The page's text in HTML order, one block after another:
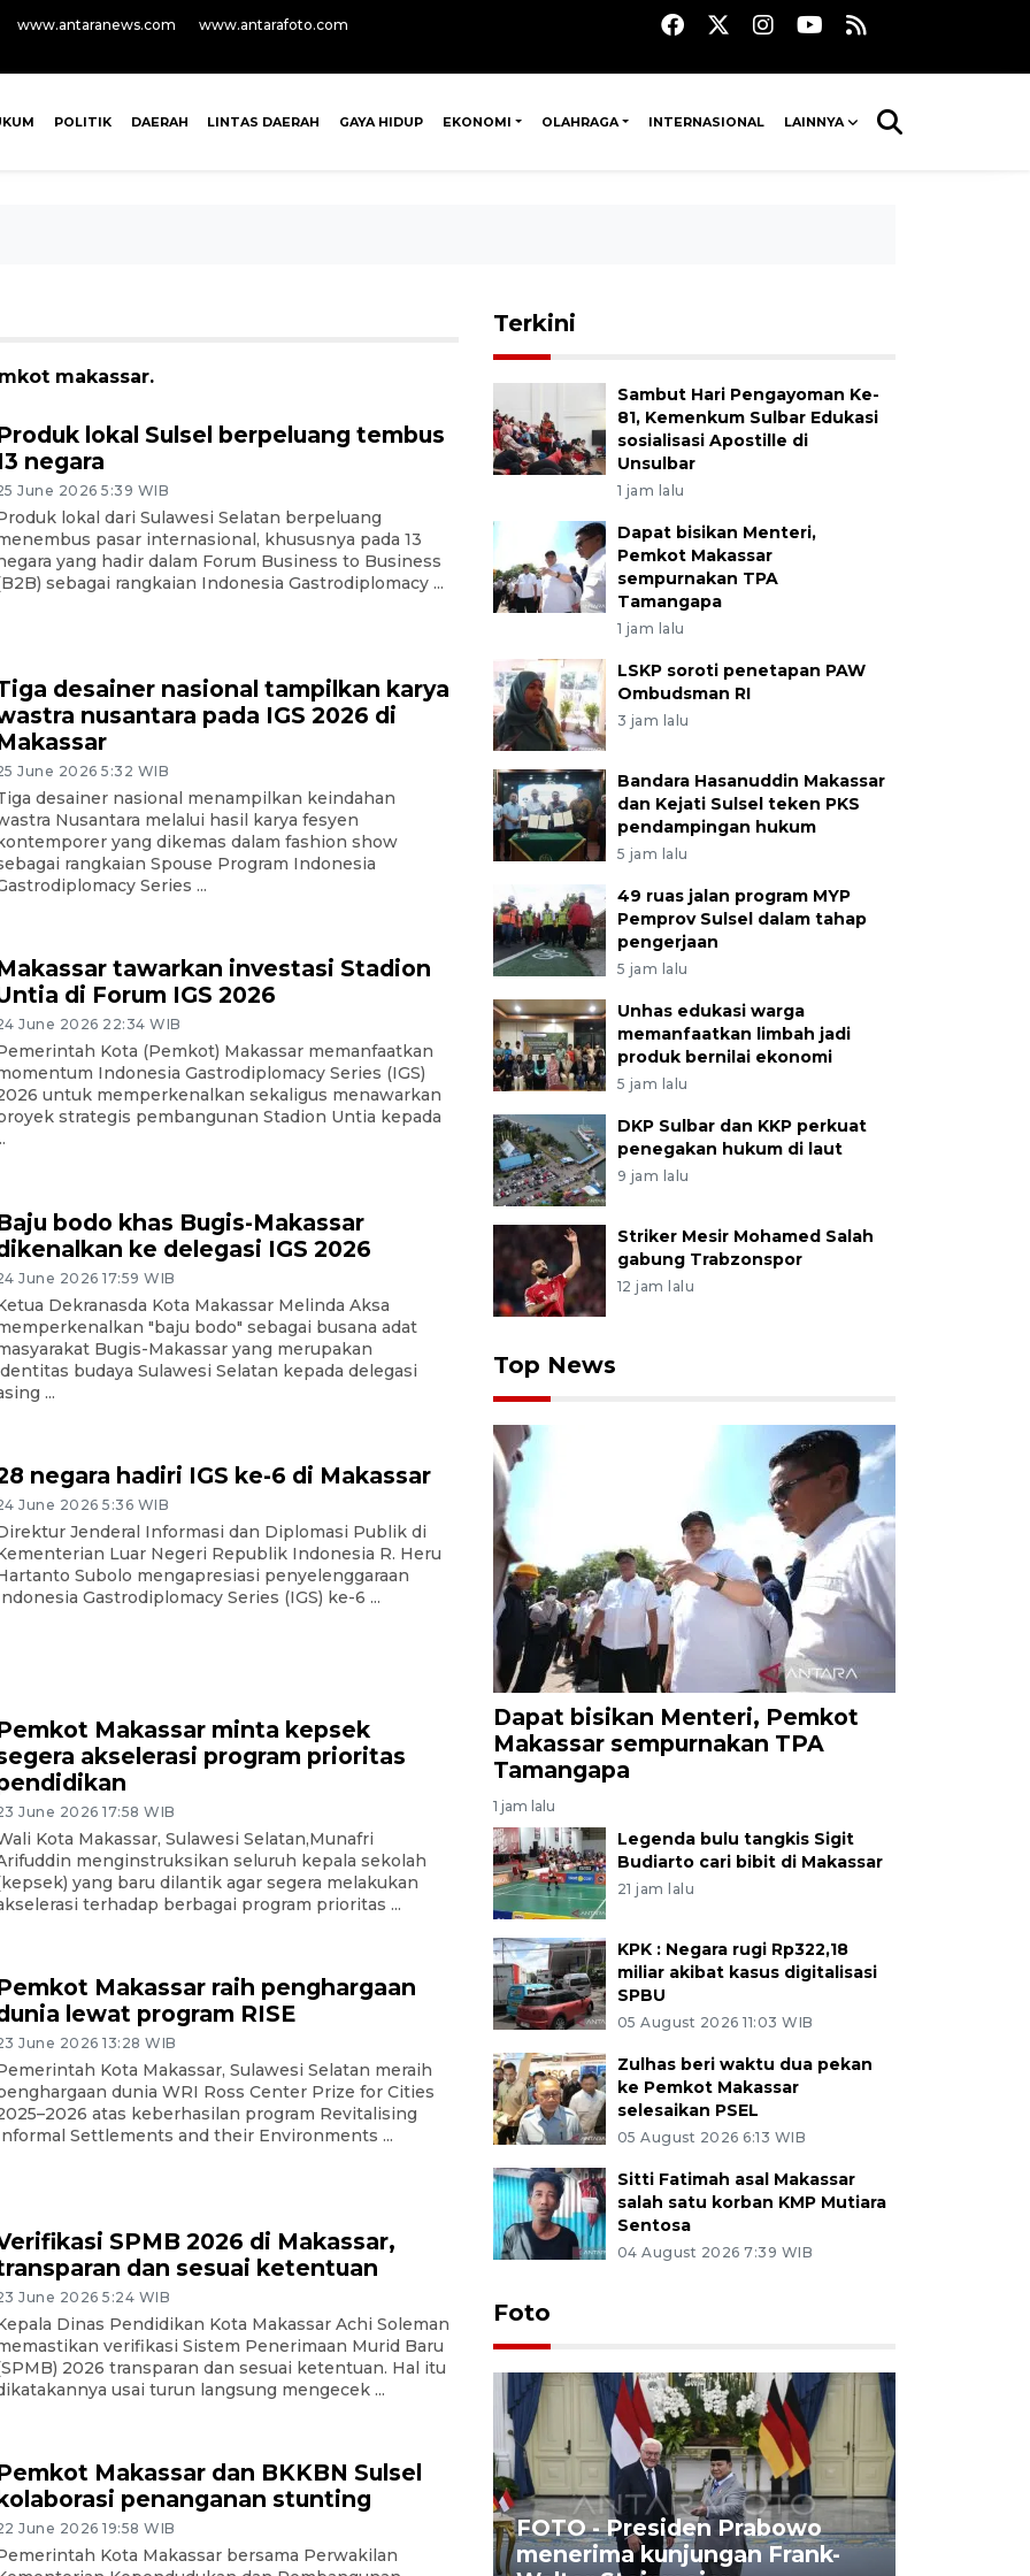
www.antaranews.com www.antarafoto.com
POLITIK DAERAH LINTAS DAERAH GAYA HIDUP EKONOMI OLAHRAGA INTERNASIONAL LAINNYA
makassar.
lokal Sulsel berpeluang tembus
negara
June 2026 5:39 WIB
lokal dari Sulawesi Selatan berpeluang
pasar internasional, khususnya pada 13
yang hadir dalam Forum Business to Business
sebagai rangkaian Indonesia Gastrodiplomacy ...
desainer nasional tampilkan karya
nusantara pada IGS 2026 di
June 2026 5:32 WIB
desainer nasional menampilkan keindahan
Nusantara melalui hasil karya fesyen
yang dikemas dalam fashion show
rangkaian Spouse Program Indonesia
Series ...
tawarkan investasi Stadion
di Forum IGS 2026
June 2026 22:34 WIB
Kota (Pemkot) Makassar memanfaatkan
Indonesia Gastrodiplomacy Series (IGS)
untuk memperkenalkan sekaligus menawarkan
strategis pembangunan Stadion Untia kepada
bodo khas Bugis-Makassar
ke delegasi IGS 2026
June 2026 17:59 WIB
Dekranasda Kota Makassar Melinda Aksa
"baju bodo" sebagai busana adat
Bugis-Makassar yang merupakan
budaya Sulawesi Selatan kepada delegasi
...
negara hadiri IGS ke-6 di Makassar
June 2026 5:36 WIB
Jenderal Informasi dan Diplomasi Publik di
Luar Negeri Republik Indonesia R. Heru
Subolo mengapresiasi penyelenggaraan
Gastrodiplomacy Series (IGS) ke-6 ...
Makassar minta kepsek
akselerasi program prioritas
June 2026 17:58 WIB
Kota Makassar, Sulawesi Selatan,Munafri
menginstruksikan seluruh kepala sekolah
yang baru dilantik agar segera melakukan
terhadap berbagai program prioritas ...
Makassar raih penghargaan
lewat program RISE
June 2026 13:28 WIB
Kota Makassar, Sulawesi Selatan meraih
dunia WRI Ross Center Prize for Cities
atas keberhasilan program Revitalising
Settlements and their Environments ...
SPMB 2026 di Makassar,
dan sesuai ketentuan
June 2026 5:24 WIB
Dinas Pendidikan Kota Makassar Achi Soleman
verifikasi Sistem Penerimaan Murid Baru
2026 transparan dan sesuai ketentuan. Hal itu
usai turun langsung mengecek ...
Makassar dan BKKBN Sulsel
penanganan stunting
June 2026 19:58 WIB
Kota Makassar bersama Perwakilan
Terkini
Sambut Hari Pengayoman Ke-
81, Kemenkum Sulbar Edukasi
sosialisasi Apostille di
Unsulbar
1 jam lalu
Dapat bisikan Menteri,
Pemkot Makassar
sempurnakan TPA
Tamangapa
1 jam lalu
LSKP soroti penetapan PAW
Ombudsman RI
3 jam lalu
Bandara Hasanuddin Makassar
dan Kejati Sulsel teken PKS
pendampingan hukum
5 jam lalu
49 ruas jalan program MYP
Pemprov Sulsel dalam tahap
pengerjaan
5 jam lalu
Unhas edukasi warga
memanfaatkan limbah jadi
produk bernilai ekonomi
5 jam lalu
DKP Sulbar dan KKP perkuat
penegakan hukum di laut
9 jam lalu
Striker Mesir Mohamed Salah
gabung Trabzonspor
12 jam lalu
Top News
Dapat bisikan Menteri, Pemkot
Makassar sempurnakan TPA
Tamangapa
1 jam lalu
Legenda bulu tangkis Sigit
Budiarto cari bibit di Makassar
21 jam lalu
KPK : Negara rugi Rp322,18
miliar akibat kasus digitalisasi
SPBU
05 August 2026 11:03 WIB
Zulhas beri waktu dua pekan
ke Pemkot Makassar
selesaikan PSEL
05 August 2026 6:13 WIB
Sitti Fatimah asal Makassar
salah satu korban KMP Mutiara
Sentosa
04 August 2026 7:39 WIB
Foto
FOTO - Kirab memperingati
HUT ke-80 Raja Keraton
FOTO - Presiden Prabowo
menerima kunjungan Frank-